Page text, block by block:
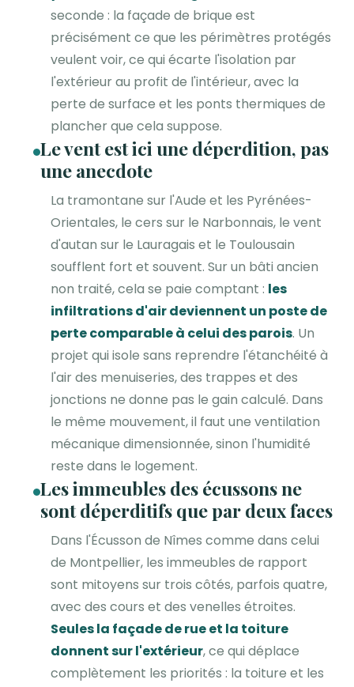
seconde : la façade de brique est
précisément ce que les périmètres protégés
veulent voir, ce qui écarte l'isolation par
l'extérieur au profit de l'intérieur, avec la
perte de surface et les ponts thermiques de
plancher que cela suppose.
Le vent est ici une déperdition, pas
une anecdote
La tramontane sur l'Aude et les Pyrénées-
Orientales, le cers sur le Narbonnais, le vent
d'autan sur le Lauragais et le Toulousain
soufflent fort et souvent. Sur un bâti ancien
non traité, cela se paie comptant : les
infiltrations d'air deviennent un poste de
perte comparable à celui des parois. Un
projet qui isole sans reprendre l'étanchéité à
l'air des menuiseries, des trappes et des
jonctions ne donne pas le gain calculé. Dans
le même mouvement, il faut une ventilation
mécanique dimensionnée, sinon l'humidité
reste dans le logement.
Les immeubles des écussons ne
sont déperditifs que par deux faces
Dans l'Écusson de Nîmes comme dans celui
de Montpellier, les immeubles de rapport
sont mitoyens sur trois côtés, parfois quatre,
avec des cours et des venelles étroites.
Seules la façade de rue et la toiture
donnent sur l'extérieur, ce qui déplace
complètement les priorités : la toiture et les